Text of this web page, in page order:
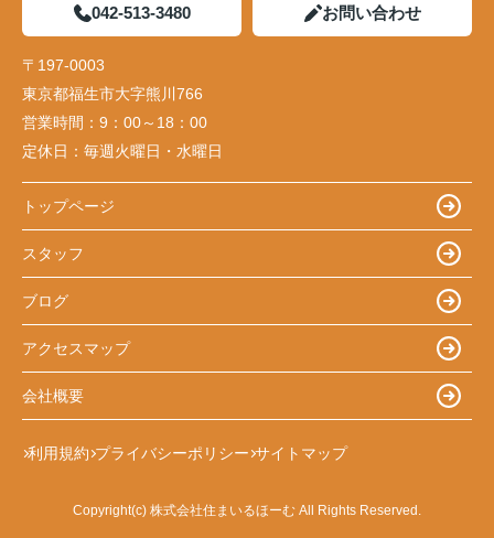
042-513-3480 お問い合わせ
〒197-0003
東京都福生市大字熊川766
営業時間： 9：00～18：00
定休日： 毎週火曜日・水曜日
トップページ
スタッフ
ブログ
アクセスマップ
会社概要
利用規約 プライバシーポリシー サイトマップ
Copyright(c) 株式会社住まいるほーむ All Rights Reserved.